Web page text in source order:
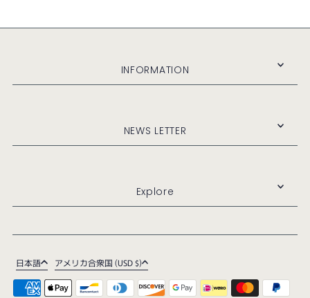
INFORMATION
NEWS LETTER
Explore
日本語 アメリカ合衆国 (USD $)